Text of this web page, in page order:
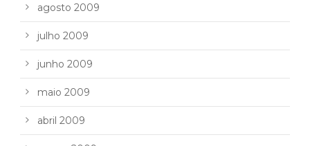
agosto 2009
julho 2009
junho 2009
maio 2009
abril 2009